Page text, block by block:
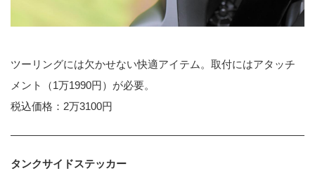
ツーリングには欠かせない快適アイテム。取付にはアタッチ
メント（1万1990円）が必要。
税込価格：2万3100円
タンクサイドステッカー